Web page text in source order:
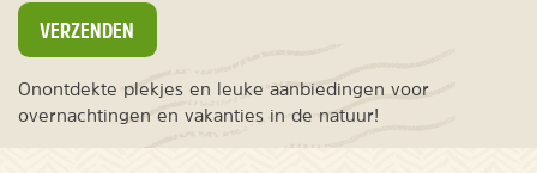
VERZENDEN
Onontdekte plekjes en leuke aanbiedingen voor
overnachtingen en vakanties in de natuur!